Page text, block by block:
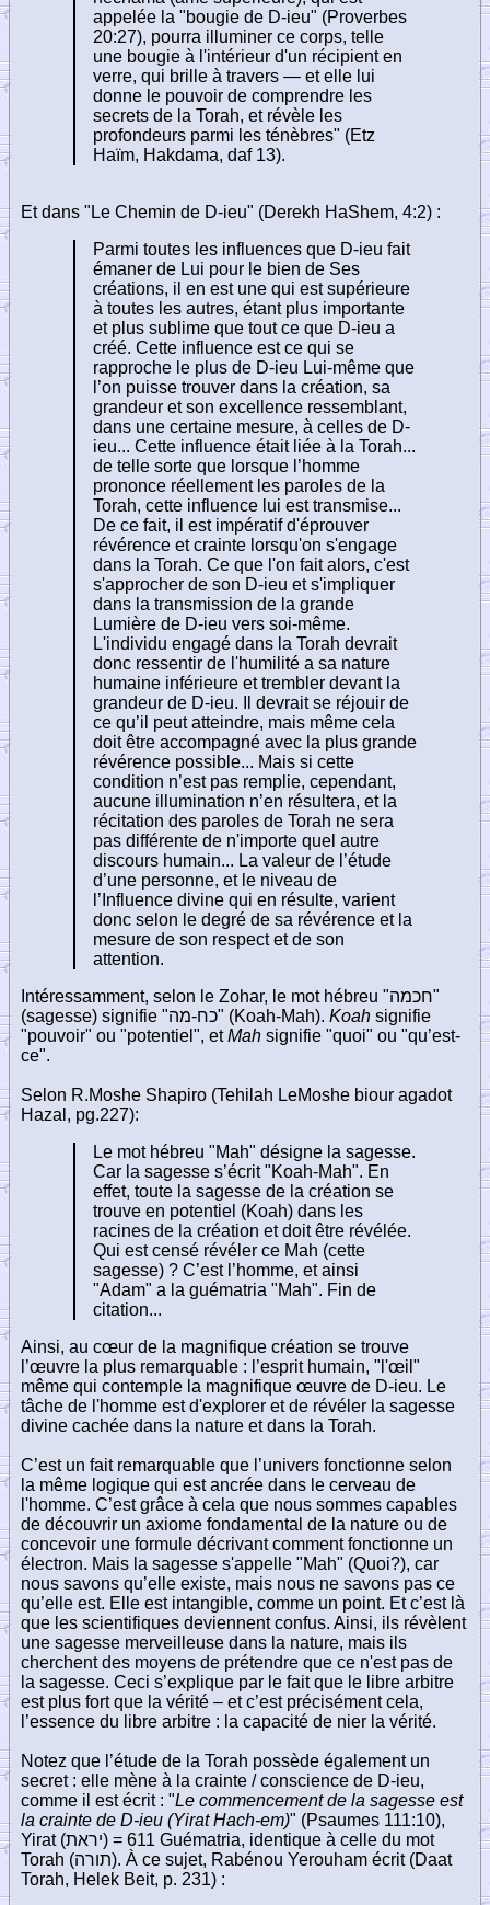
appelée la "bougie de D-ieu" (Proverbes
20:27), pourra illuminer ce corps, telle
une bougie à l'intérieur d'un récipient en
verre, qui brille à travers — et elle lui
donne le pouvoir de comprendre les
secrets de la Torah, et révèle les
profondeurs parmi les ténèbres" (Etz
Haïm, Hakdama, daf 13).
Et dans "Le Chemin de D-ieu" (Derekh HaShem, 4:2) :
Parmi toutes les influences que D-ieu fait
émaner de Lui pour le bien de Ses
créations, il en est une qui est supérieure
à toutes les autres, étant plus importante
et plus sublime que tout ce que D-ieu a
créé. Cette influence est ce qui se
rapproche le plus de D-ieu Lui-même que
l’on puisse trouver dans la création, sa
grandeur et son excellence ressemblant,
dans une certaine mesure, à celles de D-
ieu... Cette influence était liée à la Torah...
de telle sorte que lorsque l’homme
prononce réellement les paroles de la
Torah, cette influence lui est transmise...
De ce fait, il est impératif d'éprouver
révérence et crainte lorsqu'on s'engage
dans la Torah. Ce que l'on fait alors, c'est
s'approcher de son D-ieu et s'impliquer
dans la transmission de la grande
Lumière de D-ieu vers soi-même.
L'individu engagé dans la Torah devrait
donc ressentir de l'humilité a sa nature
humaine inférieure et trembler devant la
grandeur de D-ieu. Il devrait se réjouir de
ce qu’il peut atteindre, mais même cela
doit être accompagné avec la plus grande
révérence possible... Mais si cette
condition n’est pas remplie, cependant,
aucune illumination n’en résultera, et la
récitation des paroles de Torah ne sera
pas différente de n'importe quel autre
discours humain... La valeur de l’étude
d’une personne, et le niveau de
l’Influence divine qui en résulte, varient
donc selon le degré de sa révérence et la
mesure de son respect et de son
attention.
Intéressamment, selon le Zohar, le mot hébreu "חכמה"
(sagesse) signifie "כח-מה" (Koah-Mah). Koah signifie
"pouvoir" ou "potentiel", etMah signifie "quoi" ou "qu’est-
ce".
Selon R.Moshe Shapiro (Tehilah LeMoshe biour agadot
Hazal, pg.227):
Le mot hébreu "Mah" désigne la sagesse.
Car la sagesse s’écrit "Koah-Mah". En
effet, toute la sagesse de la création se
trouve en potentiel (Koah) dans les
racines de la création et doit être révélée.
Qui est censé révéler ce Mah (cette
sagesse) ? C’est l’homme, et ainsi
"Adam" a la guématria "Mah". Fin de
citation...
Ainsi, au cœur de la magnifique création se trouve
l’œuvre la plus remarquable : l’esprit humain, "l'œil"
même qui contemple la magnifique œuvre de D-ieu. Le
tâche de l'homme est d'explorer et de révéler la sagesse
divine cachée dans la nature et dans la Torah.
C’est un fait remarquable que l’univers fonctionne selon
la même logique qui est ancrée dans le cerveau de
l'homme. C’est grâce à cela que nous sommes capables
de découvrir un axiome fondamental de la nature ou de
concevoir une formule décrivant comment fonctionne un
électron. Mais la sagesse s'appelle "Mah" (Quoi?), car
nous savons qu’elle existe, mais nous ne savons pas ce
qu’elle est. Elle est intangible, comme un point. Et c’est là
que les scientifiques deviennent confus. Ainsi, ils révèlent
une sagesse merveilleuse dans la nature, mais ils
cherchent des moyens de prétendre que ce n'est pas de
la sagesse. Ceci s’explique par le fait que le libre arbitre
est plus fort que la vérité – et c’est précisément cela,
l’essence du libre arbitre : la capacité de nier la vérité.
Notez que l’étude de la Torah possède également un
secret : elle mène à la crainte / conscience de D-ieu,
comme il est écrit : "Le commencement de la sagesse est
la crainte de D-ieu (Yirat Hach-em)" (Psaumes 111:10),
Yirat (יראת) = 611 Guématria, identique à celle du mot
Torah (תורה). À ce sujet, Rabénou Yerouham écrit (Daat
Torah, Helek Beit, p. 231) :